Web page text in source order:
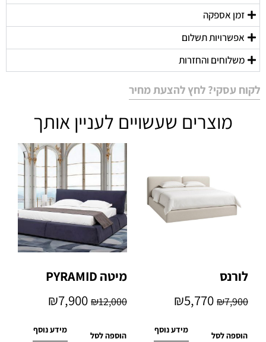
זמן אספקה
אפשרויות תשלום
משלוחים והחזרות
לקוח עסקי? לחץ להצעת מחיר
מוצרים שעשויים לעניין אותך
לורנס
₪7,900
₪5,770
הוספה לסל
מידע נוסף
מיטה PYRAMID
₪12,000
₪7,900
הוספה לסל
מידע נוסף